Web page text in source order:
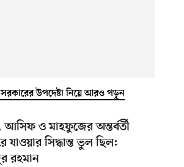
সরকারের উপদেষ্টা নিয়ে আরও পড়ুন
আসিফ ও মাহফুজের অন্তর্বর্তী
যাওয়ার সিদ্ধান্ত ভুল ছিল:
রহমান